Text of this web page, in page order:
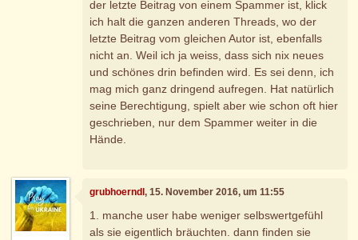
der letzte Beitrag von einem Spammer ist, klick
ich halt die ganzen anderen Threads, wo der
letzte Beitrag vom gleichen Autor ist, ebenfalls
nicht an. Weil ich ja weiss, dass sich nix neues
und schönes drin befinden wird. Es sei denn, ich
mag mich ganz dringend aufregen. Hat natürlich
seine Berechtigung, spielt aber wie schon oft hier
geschrieben, nur dem Spammer weiter in die
Hände.
grubhoerndl, 15. November 2016, um 11:55
1. manche user habe weniger selbswertgefühl
als sie eigentlich bräuchten. dann finden sie